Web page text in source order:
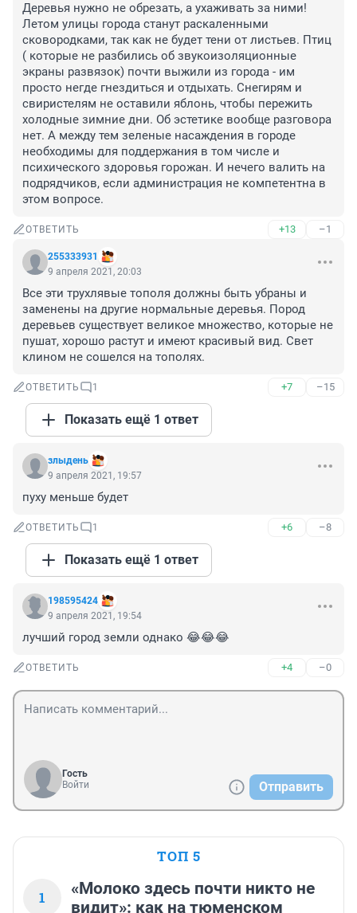
Деревья нужно не обрезать, а ухаживать за ними!
Летом улицы города станут раскаленными
сковородками, так как не будет тени от листьев. Птиц
( которые не разбились об звукоизоляционные
экраны развязок) почти выжили из города - им
просто негде гнездиться и отдыхать. Снегирям и
свиристелям не оставили яблонь, чтобы пережить
холодные зимние дни. Об эстетике вообще разговора
нет. А между тем зеленые насаждения в городе
необходимы для поддержания в том числе и
психического здоровья горожан. И нечего валить на
подрядчиков, если администрация не компетентна в
этом вопросе.
ОТВЕТИТЬ +13 –1
255333931
9 апреля 2021, 20:03
Все эти трухлявые тополя должны быть убраны и
заменены на другие нормальные деревья. Пород
деревьев существует великое множество, которые не
пушат, хорошо растут и имеют красивый вид. Свет
клином не сошелся на тополях.
ОТВЕТИТЬ 1 +7 –15
Показать ещё 1 ответ
злыдень
9 апреля 2021, 19:57
пуху меньше будет
ОТВЕТИТЬ 1 +6 –8
Показать ещё 1 ответ
198595424
9 апреля 2021, 19:54
лучший город земли однако 😂😂😂
ОТВЕТИТЬ +4 –0
Гость
Войти
Отправить
ТОП 5
1
«Молоко здесь почти никто не
видит»: как на тюменском